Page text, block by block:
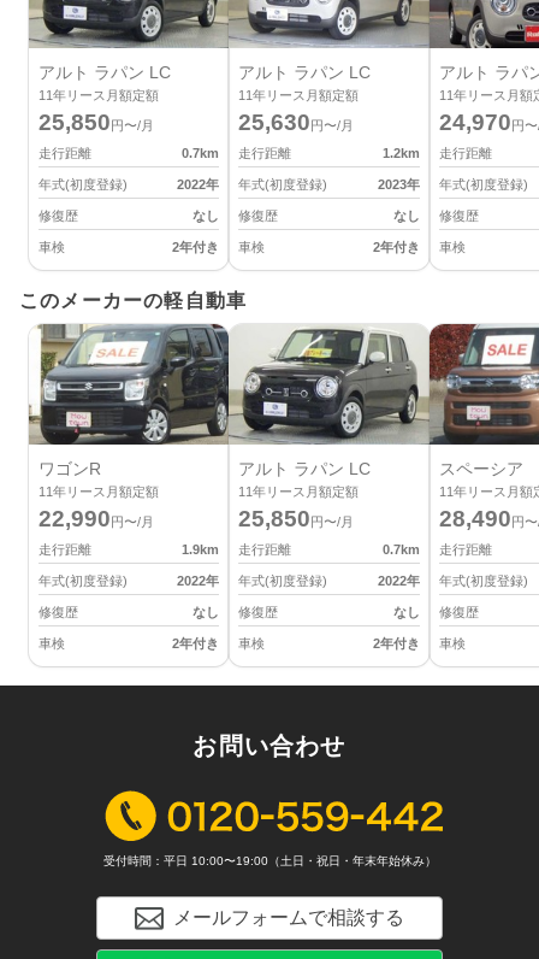
アルト ラパン LC
11年リース月額定額
25,850円〜/月
走行距離
0.7km
年式(初度登録) 2022年
修復歴 なし
車検 2年付き
アルト ラパン LC
11年リース月額定額
25,630円〜/月
走行距離
1.2km
年式(初度登録) 2023年
修復歴 なし
車検 2年付き
アルト ラパ
11年リース月額
24,970円
走行距離
年式(初度登録)
修復歴
車検
このメーカーの軽自動車
ワゴンR
11年リース月額定額
22,990円〜/月
走行距離
1.9km
年式(初度登録) 2022年
修復歴 なし
車検 2年付き
アルト ラパン LC
11年リース月額定額
25,850円〜/月
走行距離
0.7km
年式(初度登録) 2022年
修復歴 なし
車検 2年付き
スペーシア
11年リース月額
28,490円
走行距離
年式(初度登録)
修復歴
車検
お問い合わせ
受付時間：平日 10:00〜19:00（土日・祝日・年末年始休み）
メールフォームで相談する